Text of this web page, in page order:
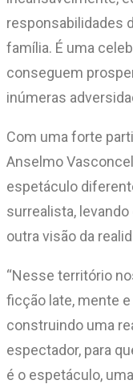
responsabilidades
família. É uma
conseguem
inúmeras
Com uma forte
Anselmo
espetáculo
surrealista,
outra visão da
“Nesse território
ficção late, mente
construindo uma
espectador, para
é o espetáculo,